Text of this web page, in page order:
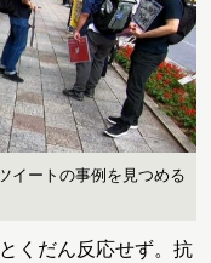
イートの事例を見つめる
くだん反応せず。抗